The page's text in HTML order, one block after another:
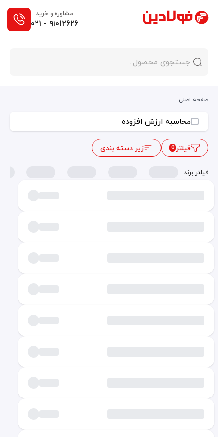
مشاوره و خرید
۰۲۱ - ۹۱۰۱۲۶۲۶
صفحه اصلی
محاسبه ارزش افزوده
فیلتر0 زیر دسته بندی
فیلتر برند